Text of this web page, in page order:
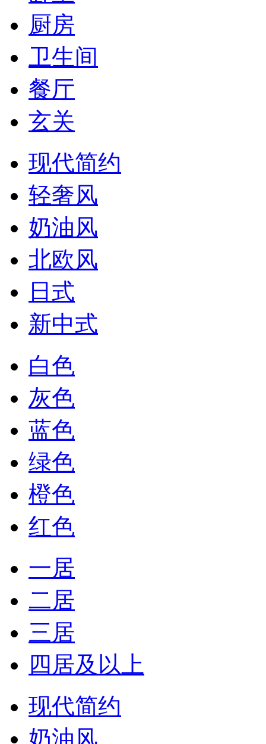
厨房
卫生间
餐厅
玄关
现代简约
轻奢风
奶油风
北欧风
日式
新中式
白色
灰色
蓝色
绿色
橙色
红色
一居
二居
三居
四居及以上
现代简约
奶油风